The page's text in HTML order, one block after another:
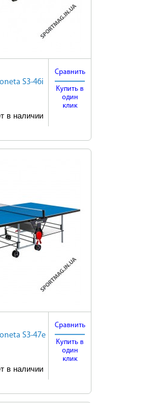
S3-46i
в наличии
Сравнить
Купить в
один
клик
S3-47e
в наличии
Сравнить
Купить в
один
клик